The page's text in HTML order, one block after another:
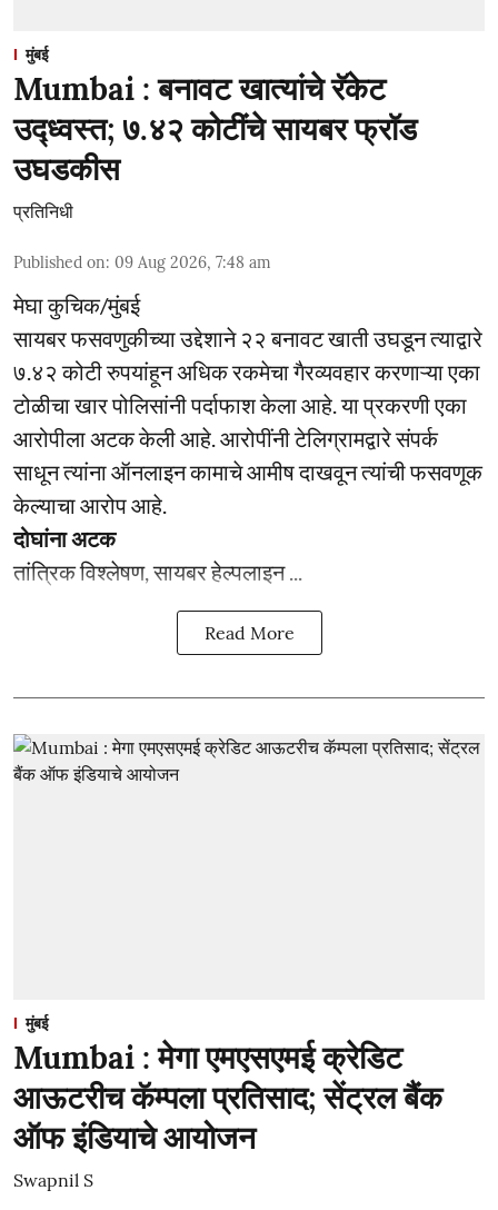
मुंबई
Mumbai : बनावट खात्यांचे रॅकेट
उद्ध्वस्त; ७.४२ कोटींचे सायबर फ्रॉड
उघडकीस
प्रतिनिधी
Published on: 09 Aug 2026, 7:48 am
मेघा कुचिक/मुंबई
सायबर फसवणुकीच्या उद्देशाने २२ बनावट खाती उघडून त्याद्वारे
७.४२ कोटी रुपयांहून अधिक रकमेचा गैरव्यवहार करणाऱ्या एका
टोळीचा खार पोलिसांनी पर्दाफाश केला आहे. या प्रकरणी एका
आरोपीला अटक केली आहे. आरोपींनी टेलिग्रामद्वारे संपर्क
साधून त्यांना ऑनलाइन कामाचे आमीष दाखवून त्यांची फसवणूक
केल्याचा आरोप आहे.
दोघांना अटक
तांत्रिक विश्लेषण, सायबर हेल्पलाइन ...
Read More
मुंबई
Mumbai : मेगा एमएसएमई क्रेडिट
आऊटरीच कॅम्पला प्रतिसाद; सेंट्रल बैंक
ऑफ इंडियाचे आयोजन
Swapnil S